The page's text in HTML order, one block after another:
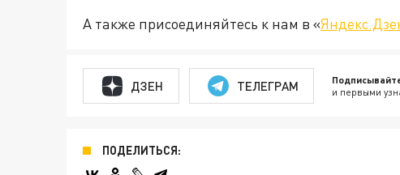
А также присоединяйтесь к нам в «
ДЗЕН ТЕЛЕГРАМ и первыми
ПОДЕЛИТЬСЯ: